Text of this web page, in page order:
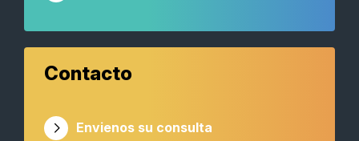
Contacto
Envienos su consulta